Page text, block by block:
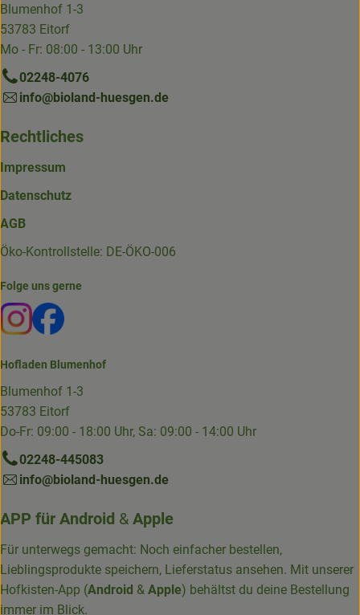
Blumenhof 1-3
53783 Eitorf
Mo - Fr: 08:00 - 13:00 Uhr
02248-4076
info@bioland-huesgen.de
Rechtliches
Impressum
Datenschutz
AGB
Öko-Kontrollstelle: DE-ÖKO-006
Folge uns gerne
Externer Link zu https://www.instagram.com/die.hofkiste/
Externer Link zu https://www.facebook.com/p/Die-
Hofladen Blumenhof
Blumenhof 1-3
53783 Eitorf
Do-Fr: 09:00 - 18:00 Uhr, Sa: 09:00 - 14:00 Uhr
02248-445083
info@bioland-huesgen.de
APP für Android & Apple
Für unterwegs gemacht: Noch einfacher bestellen,
Lieblingsprodukte speichern, Lieferstatus ansehen. Mit unserer
Hofkisten-App (Android & Apple) behältst du deine Bestellung
immer im Blick.